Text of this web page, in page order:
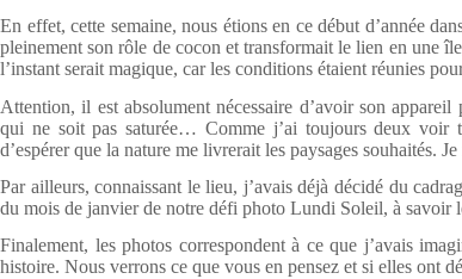
En effet, cette semaine, nous étions en ce début d’année
pleinement son rôle de cocon et transformait le lien en une
l’instant serait magique, car les conditions étaient réunies
Attention, il est absolument nécessaire d’avoir son
qui ne soit pas saturée… Comme j’ai toujours deux voir
d’espérer que la nature me livrerait les paysages souhaités.
Par ailleurs, connaissant le lieu, j’avais déjà décidé du
du mois de janvier de notre défi photo Lundi Soleil, à savoir
Finalement, les photos correspondent à ce que j’avais
histoire. Nous verrons ce que vous en pensez et si elles ont